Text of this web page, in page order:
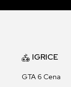
IGRICE
GTA 6 Cena